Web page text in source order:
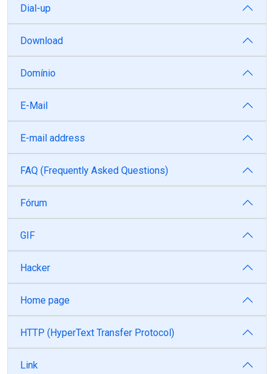
Dial-up
Download
Domínio
E-Mail
E-mail address
FAQ (Frequently Asked Questions)
Fórum
GIF
Hacker
Home page
HTTP (HyperText Transfer Protocol)
Link